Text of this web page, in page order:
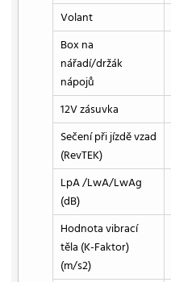
Volant
Box na
nářadí/držák
nápojů
12V zásuvka
Sečení při jízdě vzad
(RevTEK)
LpA /LwA/LwAg
(dB)
Hodnota vibrací
těla (K-Faktor)
(m/s2)